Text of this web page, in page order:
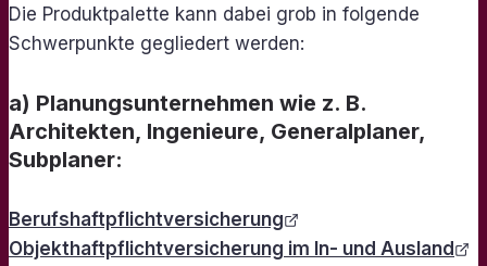
Die Produktpalette kann dabei grob in folgende
Schwerpunkte gegliedert werden:
a) Planungsunternehmen wie z. B.
Architekten, Ingenieure, Generalplaner,
Subplaner:
Berufshaftpflichtversicherung
Objekthaftpflichtversicherung im In- und Ausland